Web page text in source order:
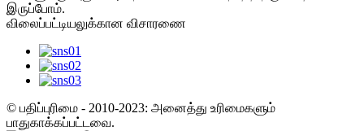
இருப்போம்.
விலைப்பட்டியலுக்கான விசாரணை
© பதிப்புரிமை - 2010-2023: அனைத்து உரிமைகளும்
பாதுகாக்கப்பட்டவை.